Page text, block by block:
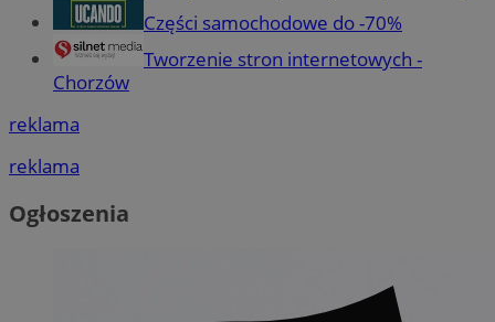
Części samochodowe do -70%
Tworzenie stron internetowych -
Chorzów
reklama
reklama
Ogłoszenia